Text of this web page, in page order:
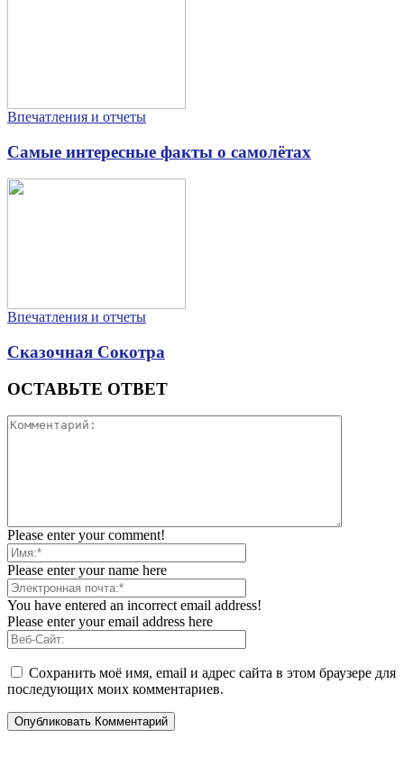
Впечатления и отчеты
Самые интересные факты о самолётах
Впечатления и отчеты
Сказочная Сокотра
ОСТАВЬТЕ ОТВЕТ
Please enter your comment!
Please enter your name here
You have entered an incorrect email address!
Please enter your email address here
Сохранить моё имя, email и адрес сайта в этом браузере для
последующих моих комментариев.